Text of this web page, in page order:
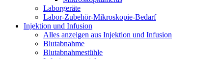
Laborgeräte
Labor-Zubehör-Mikroskopie-Bedarf
Injektion und Infusion
Alles anzeigen aus Injektion und Infusion
Blutabnahme
Blutabnahmestühle